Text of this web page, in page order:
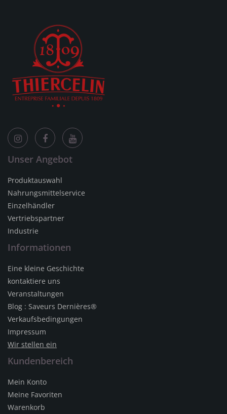
Unser Angebot
Produktauswahl
Nahrungsmittelservice
Einzelhändler
Vertriebspartner
Industrie
Informationen
Eine kleine Geschichte
kontaktiere uns
Veranstaltungen
Blog : Saveurs Dernières®
Verkaufsbedingungen
Impressum
Wir stellen ein
Kundenbereich
Mein Konto
Meine Favoriten
Warenkorb